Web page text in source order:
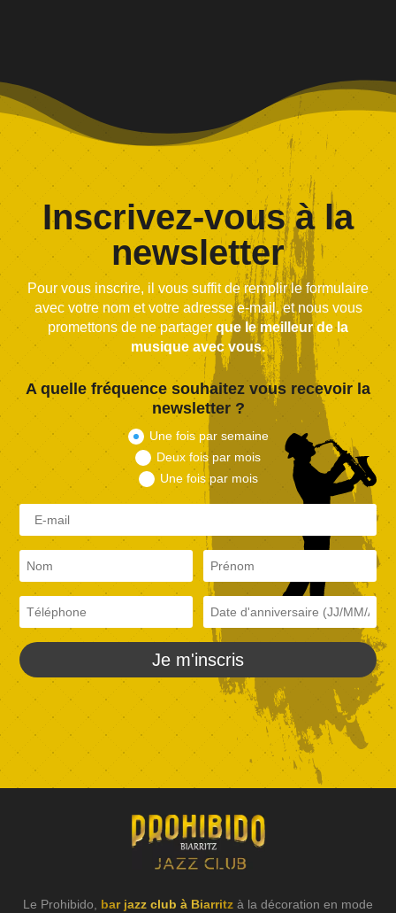
Inscrivez-vous à la
newsletter
Pour vous inscrire, il vous suffit de remplir le formulaire
avec votre nom et votre adresse e-mail, et nous vous
promettons de ne partager que le meilleur de la
musique avec vous.
A quelle fréquence souhaitez vous recevoir la
newsletter ?
Une fois par semaine
Deux fois par mois
Une fois par mois
Je m'inscris
Le Prohibido, bar jazz club à Biarritz à la décoration en mode